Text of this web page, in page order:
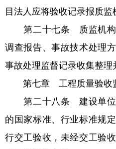
目法人应将验收记录报质监
第二十七条 质监机构
调查报告、事故技术处理
事故处理监督记录收集整理
第七章 工程质量验收
第二十八条 建设单位
的国家标准、行业标准规
行交工验收，未经交工验